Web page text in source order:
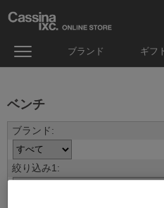
ブランド ギフ
ベンチ